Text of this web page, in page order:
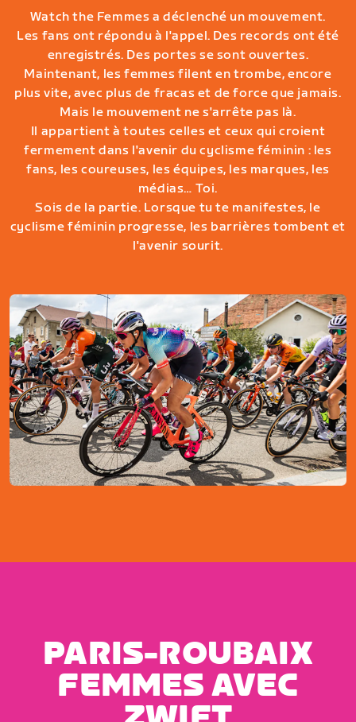
Watch the Femmes a déclenché un mouvement.
Les fans ont répondu à l'appel. Des records ont été
enregistrés. Des portes se sont ouvertes.
Maintenant, les femmes filent en trombe, encore
plus vite, avec plus de fracas et de force que jamais.
Mais le mouvement ne s'arrête pas là.
Il appartient à toutes celles et ceux qui croient
fermement dans l'avenir du cyclisme féminin : les
fans, les coureuses, les équipes, les marques, les
médias… Toi.
Sois de la partie. Lorsque tu te manifestes, le
cyclisme féminin progresse, les barrières tombent et
l'avenir sourit.
PARIS-ROUBAIX
FEMMES AVEC